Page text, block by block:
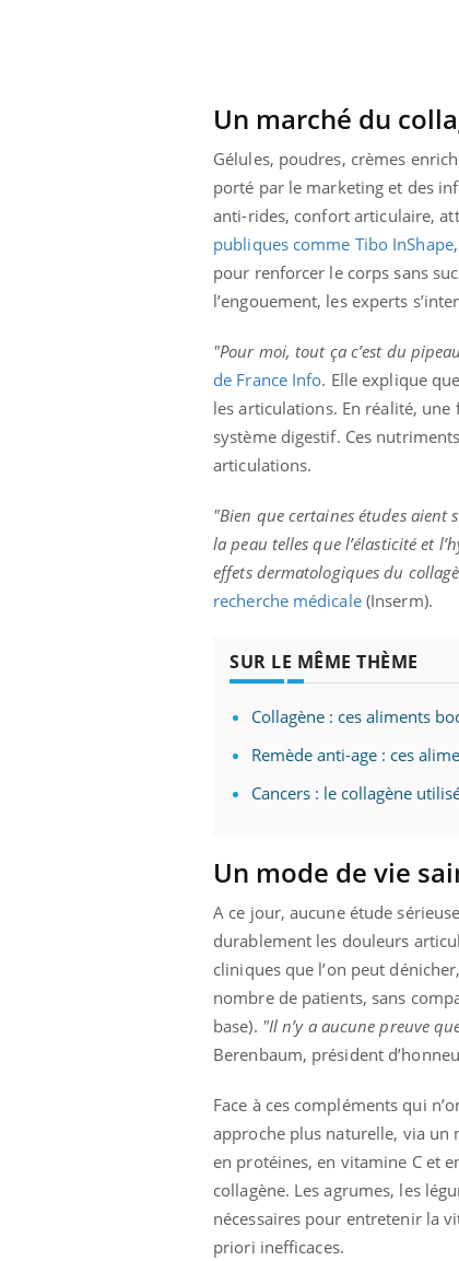
Un marché du
Gélules, poudres, crèmes
porté par le marketing et des
anti-rides, confort articulaire,
publiques comme Tibo InShape
pour renforcer le corps sans
l’engouement, les experts
"Pour moi, tout ça c’est du
de France Info. Elle explique
les articulations. En réalité, une
système digestif. Ces
articulations.
"Bien que certaines études aient
la peau telles que l’élasticité et
effets dermatologiques du
recherche médicale(Inserm).
SUR LE MÊME THÈME
Collagène : ces aliments
Remède anti-age : ces
Cancers : le collagène
Un mode de vie
A ce jour, aucune étude
durablement les douleurs
cliniques que l’on peut
nombre de patients, sans
base). "Il n’y a aucune preuve
Berenbaum, président
Face à ces compléments qui
approche plus naturelle, via un
en protéines, en vitamine C et
collagène. Les agrumes, les
nécessaires pour entretenir la
priori inefficaces.
COUP DE FOOD sur le diabète
Coup de food sur le diabète, c'est votre
nouveau rendez-vous culinaire qui
bouscule les idées reçues ! Dans cet
épisode, une ...